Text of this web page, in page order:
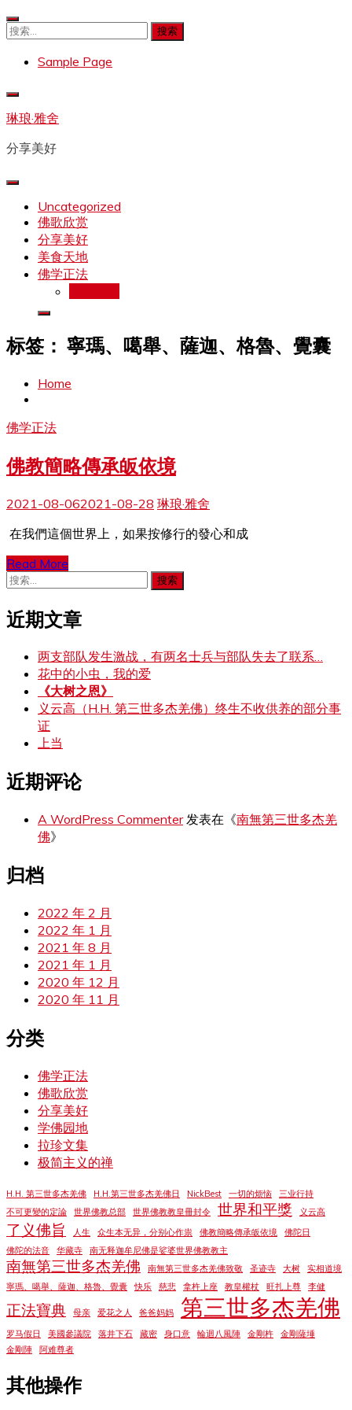
Skip
to
搜
Sample Page
琳琅·雅舍
分享美好
Uncategorized
佛歌欣赏
分享美好
美食天地
佛学正法
标签： 寧瑪、噶舉、薩迦、格魯、覺囊
Home
佛学正法
佛教簡略傳承皈依境
2021-08-062021-08-28 琳琅·雅舍
在我們這個世界上，如果按修行的發心和成
Read More
搜
近期文章
两支部队发生激战，有两名士兵与部队失去了联系…
花中的小虫，我的爱
《大树之恩》
义云高（H.H. 第三世多杰羌佛）终生不收供养的部分事
证
上当
近期评论
A WordPress Commenter发表在《南無第三世多杰羌
佛》
归档
2022 年 2 月
2022 年 1 月
2021 年 8 月
2021 年 1 月
2020 年 12 月
2020 年 11 月
分类
佛学正法
佛歌欣赏
分享美好
学佛园地
拉珍文集
极简主义的禅
H.H. 第三世多杰羌佛 H.H.第三世多杰羌佛日 NickBest 一切的烦恼
三业行持
不可更變的定論
世界佛教总部 世界佛教教皇冊封令 世界和平獎 义云高
了义佛旨 人生 众生本无异，分别心作祟 佛教簡略傳承皈依境
佛陀日
佛陀的法音
华藏寺 南无释迦牟尼佛是娑婆世界佛教教主
南無第三世多杰羌佛 南無第三世多杰羌佛致敬 圣迹寺 大树
实相道境
寧瑪、噶舉、薩迦、格魯、覺囊
快乐 慈悲 拿杵上座 教皇權杖 旺扎上尊 李健
正法寶典 母亲 爱花之人 爸爸妈妈 第三世多杰羌佛
罗马假日 美國參議院 落井下石 藏密 身口意 輪迴八風陣 金剛杵
金剛薩埵
金剛陣
阿难尊者
其他操作